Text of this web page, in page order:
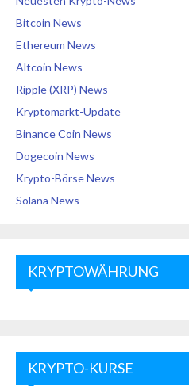
Bitcoin News
Ethereum News
Altcoin News
Ripple (XRP) News
Kryptomarkt-Update
Binance Coin News
Dogecoin News
Krypto-Börse News
Solana News
KRYPTOWÄHRUNG
KRYPTO-KURSE